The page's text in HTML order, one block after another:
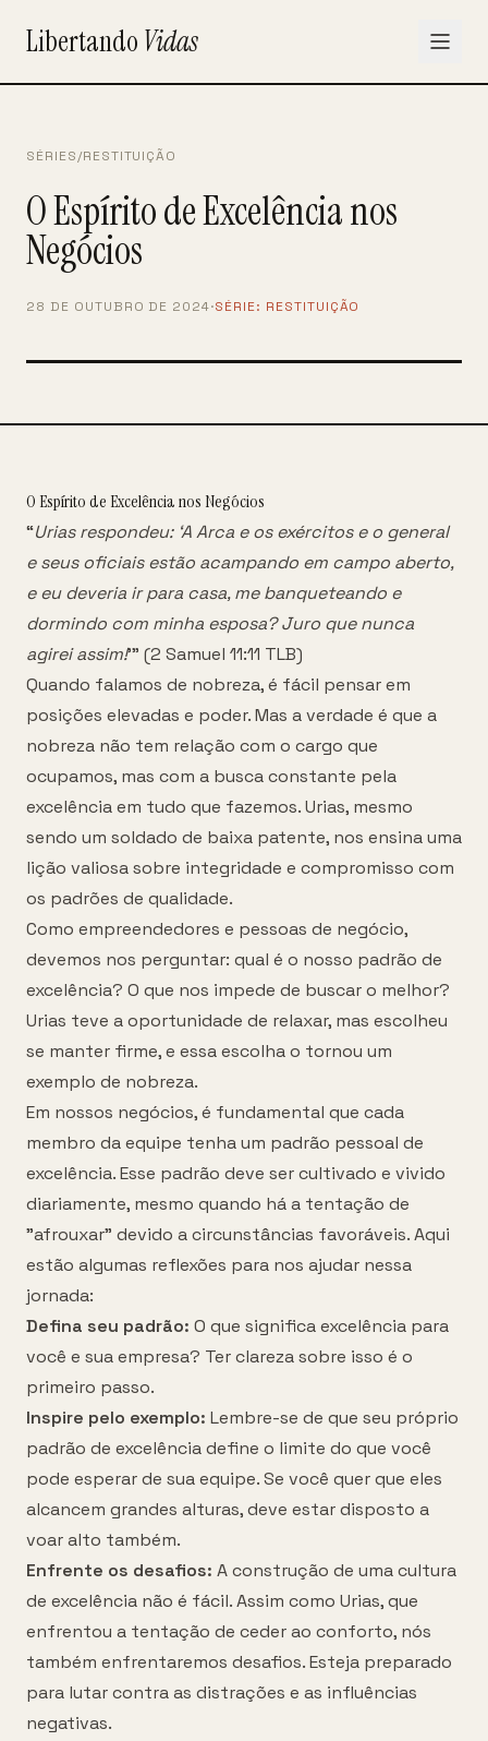
Libertando Vidas
SÉRIES/RESTITUIÇÃO
O Espírito de Excelência nos
Negócios
28 DE OUTUBRO DE 2024·SÉRIE: RESTITUIÇÃO
O Espírito de Excelência nos Negócios
“Urias respondeu: ‘A Arca e os exércitos e o general
e seus oficiais estão acampando em campo aberto,
e eu deveria ir para casa, me banqueteando e
dormindo com minha esposa? Juro que nunca
agirei assim!’” (2 Samuel 11:11 TLB)
Quando falamos de nobreza, é fácil pensar em
posições elevadas e poder. Mas a verdade é que a
nobreza não tem relação com o cargo que
ocupamos, mas com a busca constante pela
excelência em tudo que fazemos. Urias, mesmo
sendo um soldado de baixa patente, nos ensina uma
lição valiosa sobre integridade e compromisso com
os padrões de qualidade.
Como empreendedores e pessoas de negócio,
devemos nos perguntar: qual é o nosso padrão de
excelência? O que nos impede de buscar o melhor?
Urias teve a oportunidade de relaxar, mas escolheu
se manter firme, e essa escolha o tornou um
exemplo de nobreza.
Em nossos negócios, é fundamental que cada
membro da equipe tenha um padrão pessoal de
excelência. Esse padrão deve ser cultivado e vivido
diariamente, mesmo quando há a tentação de
"afrouxar" devido a circunstâncias favoráveis. Aqui
estão algumas reflexões para nos ajudar nessa
jornada:
Defina seu padrão: O que significa excelência para
você e sua empresa? Ter clareza sobre isso é o
primeiro passo.
Inspire pelo exemplo: Lembre-se de que seu próprio
padrão de excelência define o limite do que você
pode esperar de sua equipe. Se você quer que eles
alcancem grandes alturas, deve estar disposto a
voar alto também.
Enfrente os desafios: A construção de uma cultura
de excelência não é fácil. Assim como Urias, que
enfrentou a tentação de ceder ao conforto, nós
também enfrentaremos desafios. Esteja preparado
para lutar contra as distrações e as influências
negativas.